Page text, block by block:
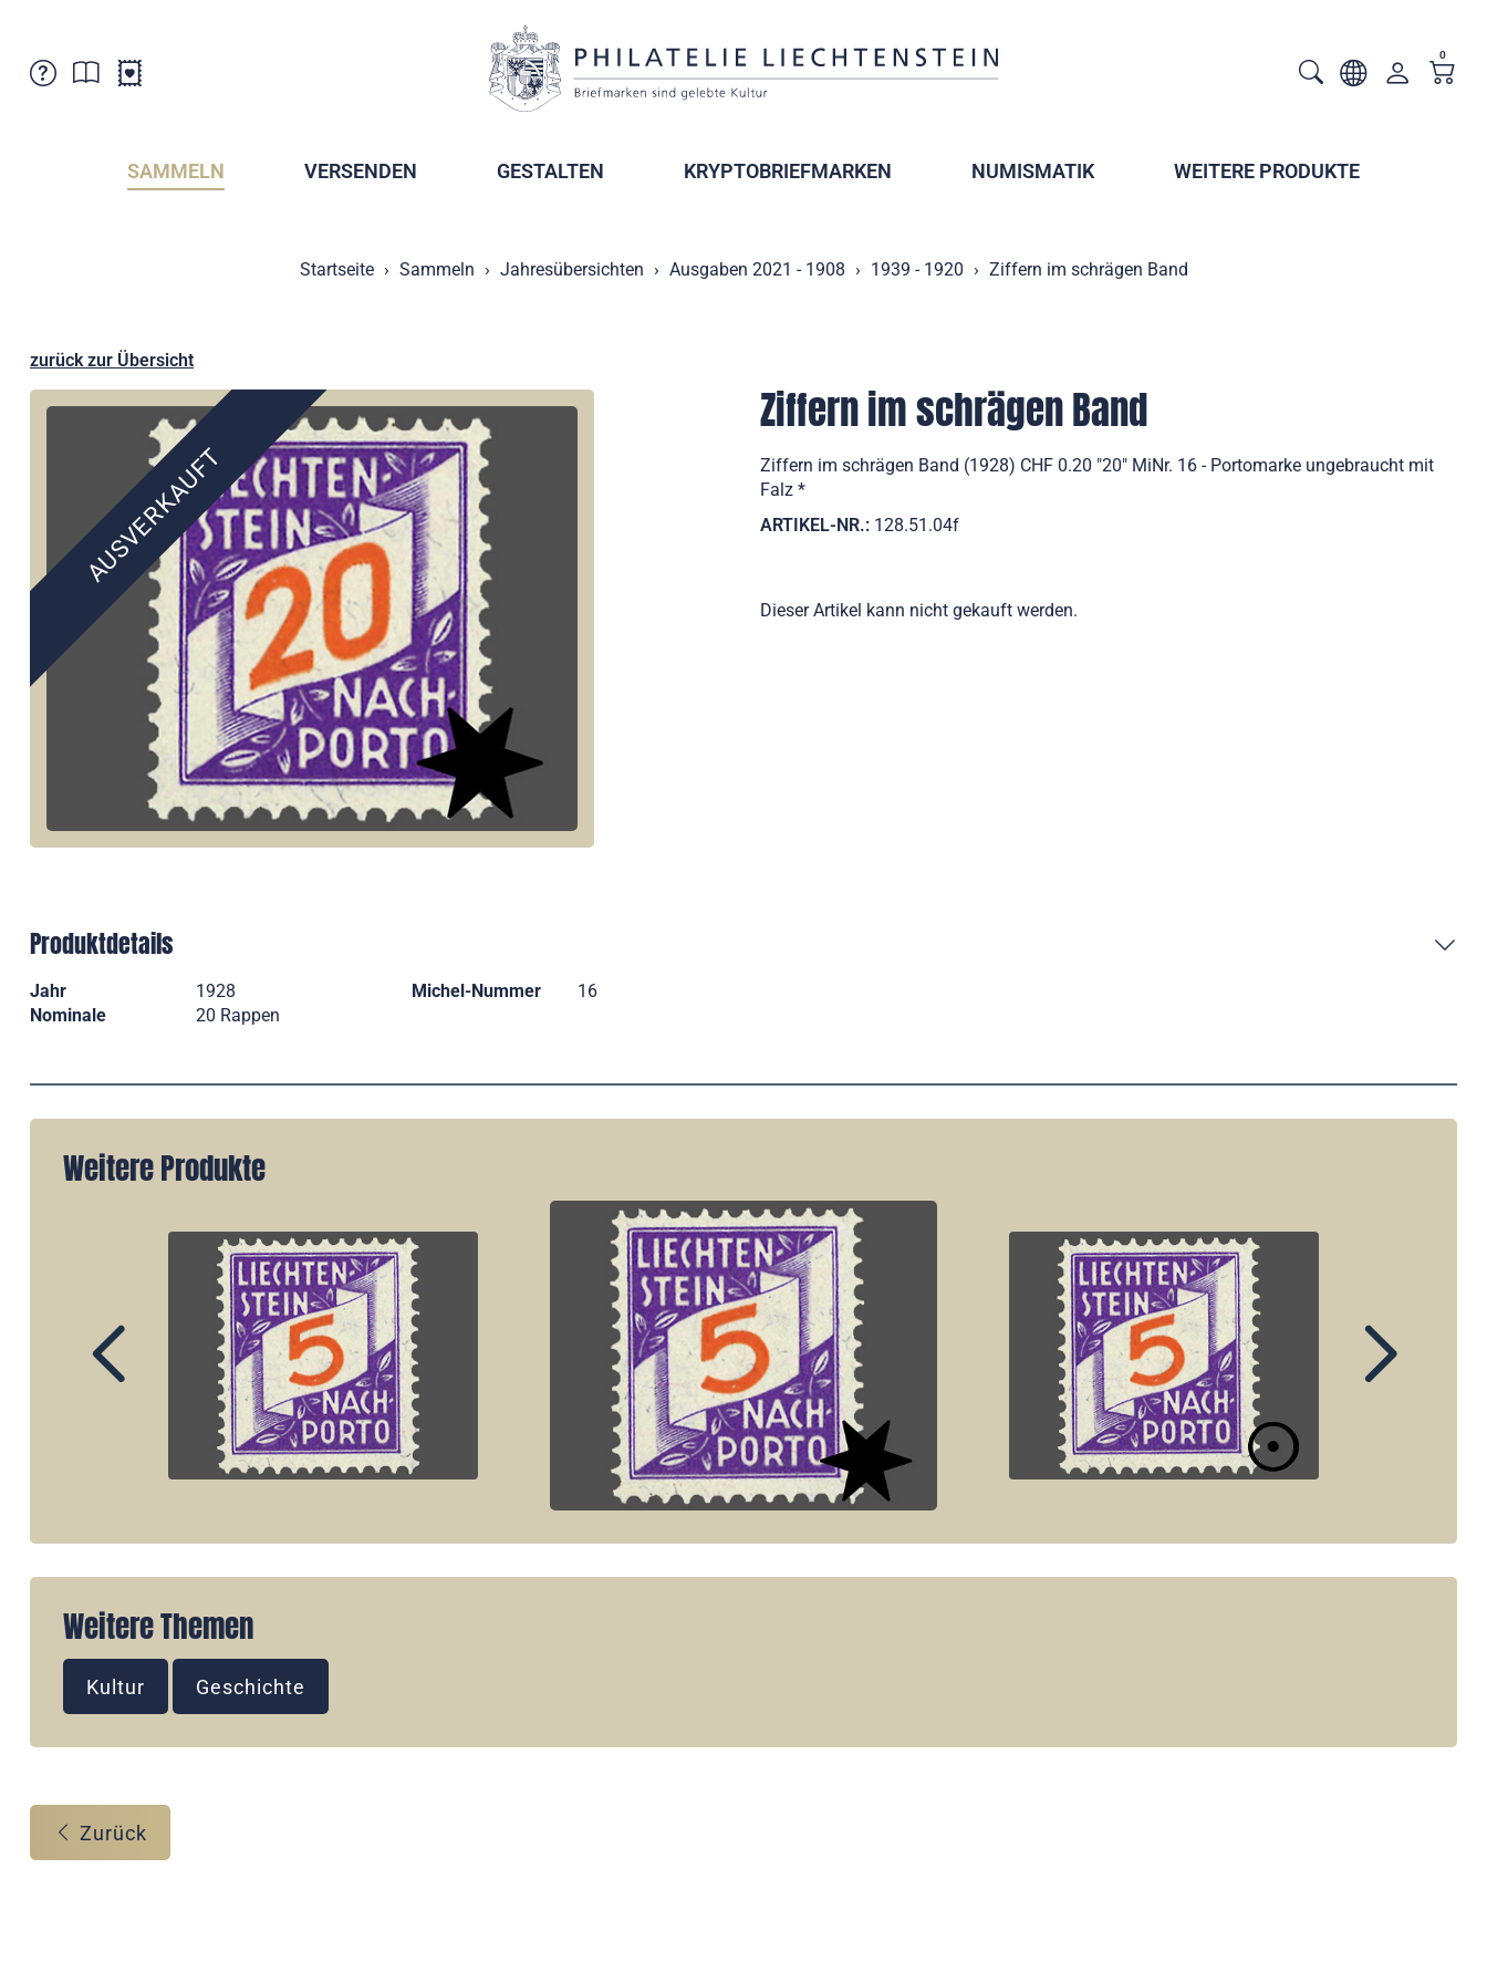
Verkaufsstellen
Postcrossing
Abonnemente
0
SAMMELN VERSENDEN GESTALTEN KRYPTOBRIEFMARKEN NUMISMATIK WEITERE PRODUKTE
Startseite Sammeln Jahresübersichten Ausgaben 2021 - 1908 1939 - 1920 Ziffern im schrägen Band
zurück zur Übersicht
AUSVERKAUFT
Ziffern im schrägen Band
Ziffern im schrägen Band (1928) CHF 0.20 "20" MiNr. 16 - Portomarke ungebraucht mit
Falz *
ARTIKEL-NR.: 128.51.04f
Dieser Artikel kann nicht gekauft werden.
Produktdetails
Jahr 1928 Michel-Nummer
16
Nominale
20 Rappen
Weitere Produkte
Weitere Themen
Kultur Geschichte
Zurück